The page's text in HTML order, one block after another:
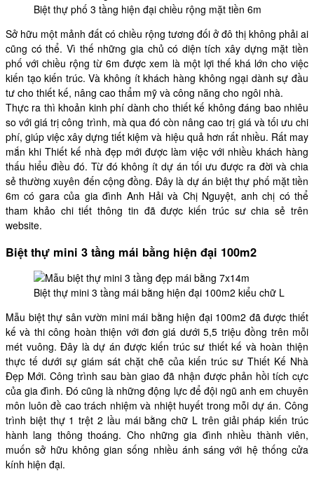
Biệt thự phố 3 tầng hiện đại chiều rộng mặt tiền 6m
Sở hữu một mảnh đất có chiều rộng tương đối ở đô thị không phải ai
cũng có thể. Vì thế những gia chủ có diện tích xây dựng mặt tiền
phố với chiều rộng từ 6m được xem là một lợi thế khá lớn cho việc
kiến tạo kiến trúc. Và không ít khách hàng không ngại dành sự đầu
tư cho thiết kế, nâng cao thẩm mỹ và công năng cho ngôi nhà.
Thực ra thì khoản kinh phí dành cho thiết kế không đáng bao nhiêu
so với giá trị công trình, mà qua đó còn nâng cao trị giá và tối ưu chi
phí, giúp việc xây dựng tiết kiệm và hiệu quả hơn rất nhiều. Rất may
mắn khi Thiết kế nhà đẹp mới được làm việc với nhiều khách hàng
thấu hiểu điều đó. Từ đó không ít dự án tối ưu được ra đời và chia
sẻ thường xuyên đến cộng đồng. Đây là dự án biệt thự phố mặt tiền
6m có gara của gia đình Anh Hải và Chị Nguyệt, anh chị có thể
tham khảo chi tiết thông tin đã được kiến trúc sư chia sẻ trên
website.
Biệt thự mini 3 tầng mái bằng hiện đại 100m2
Biệt thự mini 3 tầng mái bằng hiện đại 100m2 kiểu chữ L
Mẫu biệt thự sân vườn mini mái bằng hiện đại 100m2 đã được thiết
kế và thi công hoàn thiện với đơn giá dưới 5,5 triệu đồng trên mỗi
mét vuông. Đây là dự án được kiến trúc sư thiết kế và hoàn thiện
thực tế dưới sự giám sát chặt chẽ của kiến trúc sư Thiết Kế Nhà
Đẹp Mới. Công trình sau bàn giao đã nhận được phản hồi tích cực
của gia đình. Đó cũng là những động lực để đội ngũ anh em chuyên
môn luôn đề cao trách nhiệm và nhiệt huyết trong mỗi dự án. Công
trình biệt thự 1 trệt 2 lầu mái bằng chữ L trên giải pháp kiến trúc
hành lang thông thoáng. Cho những gia đình nhiều thành viên,
muốn sở hữu không gian sống nhiều ánh sáng với hệ thống cửa
kính hiện đại.